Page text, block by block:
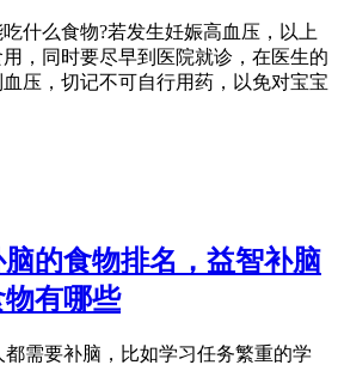
什么食物?若发生妊娠高血压，以上
，同时要尽早到医院就诊，在医生的
压，切记不可自行用药，以免对宝宝
的食物排名，益智补脑
物有哪些
都需要补脑，比如学习任务繁重的学